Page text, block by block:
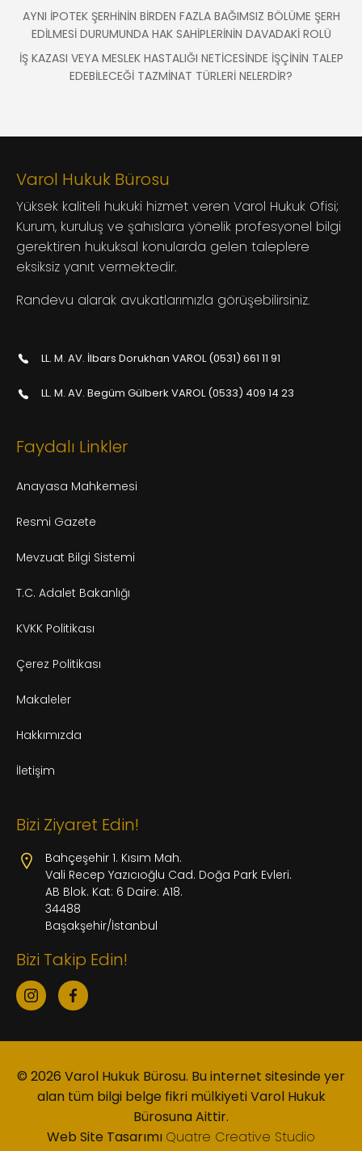
AYNI İPOTEK ŞERHİNİN BİRDEN FAZLA BAĞIMSIZ BÖLÜME ŞERH
EDİLMESİ DURUMUNDA HAK SAHİPLERİNİN DAVADAKİ ROLÜ
İŞ KAZASI VEYA MESLEK HASTALIĞI NETİCESİNDE İŞÇİNİN TALEP
EDEBİLECEĞİ TAZMİNAT TÜRLERİ NELERDİR?
Varol Hukuk Bürosu
Yüksek kaliteli hukuki hizmet veren Varol Hukuk Ofisi;
Kurum, kuruluş ve şahıslara yönelik profesyonel bilgi
gerektiren hukuksal konularda gelen taleplere
eksiksiz yanıt vermektedir.
Randevu alarak avukatlarımızla görüşebilirsiniz.
LL. M. AV. İlbars Dorukhan VAROL (0531) 661 11 91
LL. M. AV. Begüm Gülberk VAROL (0533) 409 14 23
Faydalı Linkler
Anayasa Mahkemesi
Resmi Gazete
Mevzuat Bilgi Sistemi
T.C. Adalet Bakanlığı
KVKK Politikası
Çerez Politikası
Makaleler
Hakkımızda
İletişim
Bizi Ziyaret Edin!
Bahçeşehir 1. Kısım Mah.
Vali Recep Yazıcıoğlu Cad. Doğa Park Evleri.
AB Blok. Kat: 6 Daire: A18.
34488
Başakşehir/İstanbul
Bizi Takip Edin!
© 2026 Varol Hukuk Bürosu. Bu internet sitesinde yer
alan tüm bilgi belge fikri mülkiyeti Varol Hukuk
Bürosuna Aittir.
Web Site Tasarımı Quatre Creative Studio